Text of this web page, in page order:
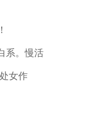
系。慢活
女作